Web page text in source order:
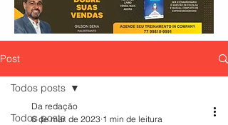
Post
Todos posts
Todos posts
Da redação
6 de mar. de 2023 1 min de leitura